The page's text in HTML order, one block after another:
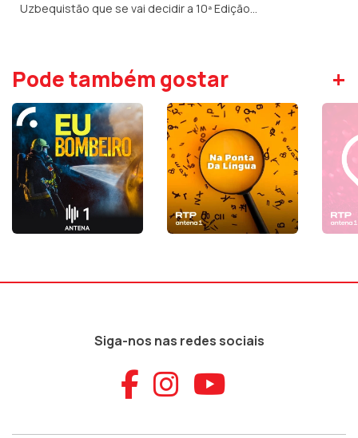
Uzbequistão que se vai decidir a 10ª Edição
Pode também gostar +
Siga-nos nas redes sociais
Aceder ao
Aceder ao
Aceder